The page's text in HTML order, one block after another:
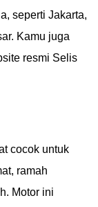
seperti Jakarta,
Kamu juga
resmi Selis
cocok untuk
ramah
Motor ini